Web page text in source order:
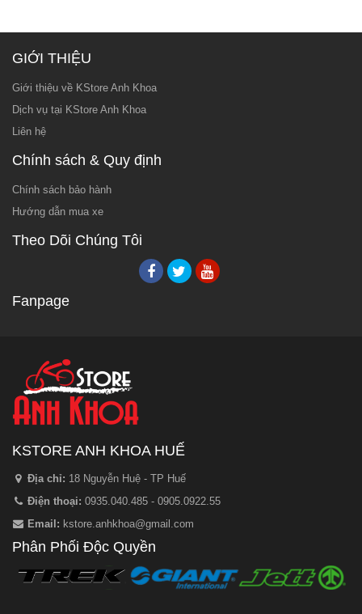
GIỚI THIỆU
Giới thiệu về KStore Anh Khoa
Dịch vụ tại KStore Anh Khoa
Liên hệ
Chính sách & Quy định
Chính sách bảo hành
Hướng dẫn mua xe
Theo Dõi Chúng Tôi
Fanpage
KSTORE ANH KHOA HUẾ
Địa chỉ: 18 Nguyễn Huệ - TP Huế
Điện thoại: 0935.040.485 - 0905.0922.55
Email: kstore.anhkhoa@gmail.com
Phân Phối Độc Quyền